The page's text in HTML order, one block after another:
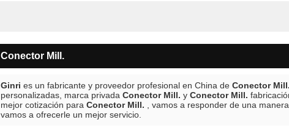
Conector Mill.
Ginri es un fabricante y proveedor profesional en China de Conector Mill.
personalizadas, marca privada Conector Mill. y Conector Mill.
mejor cotización para Conector Mill. , vamos a responder de una
vamos a ofrecerle un mejor servicio.